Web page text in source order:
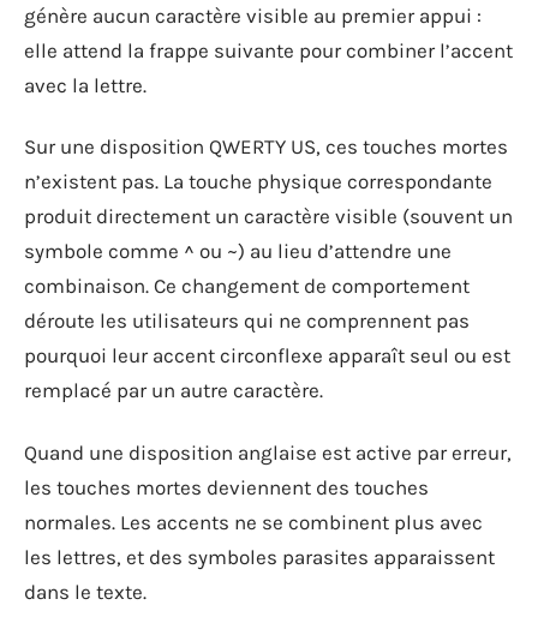
génère aucun caractère visible au premier appui :
elle attend la frappe suivante pour combiner l’accent
avec la lettre.
Sur une disposition QWERTY US, ces touches mortes
n’existent pas. La touche physique correspondante
produit directement un caractère visible (souvent un
symbole comme ^ ou ~) au lieu d’attendre une
combinaison. Ce changement de comportement
déroute les utilisateurs qui ne comprennent pas
pourquoi leur accent circonflexe apparaît seul ou est
remplacé par un autre caractère.
Quand une disposition anglaise est active par erreur,
les touches mortes deviennent des touches
normales. Les accents ne se combinent plus avec
les lettres, et des symboles parasites apparaissent
dans le texte.